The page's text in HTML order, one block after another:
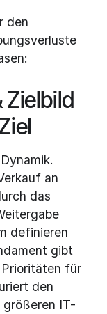
den
Zielbild
an
das
definieren
gibt
für
den
größeren IT-